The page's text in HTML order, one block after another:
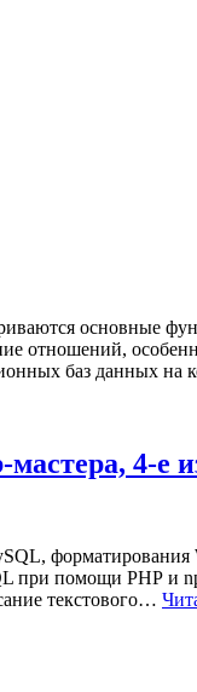
основные
отношений,
баз данных
4-е
при помощи РНР и
текстового…